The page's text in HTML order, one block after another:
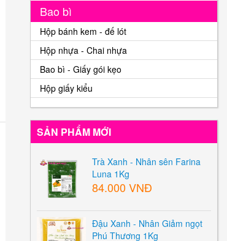
Bao bì
Hộp bánh kem - đế lót
Hộp nhựa - Chai nhựa
Bao bì - Giấy gói kẹo
Hộp giấy kiểu
SẢN PHẨM MỚI
Trà Xanh - Nhân sên Farina
Luna 1Kg
84.000 VNĐ
Đậu Xanh - Nhân Giảm ngọt
Phú Thương 1Kg